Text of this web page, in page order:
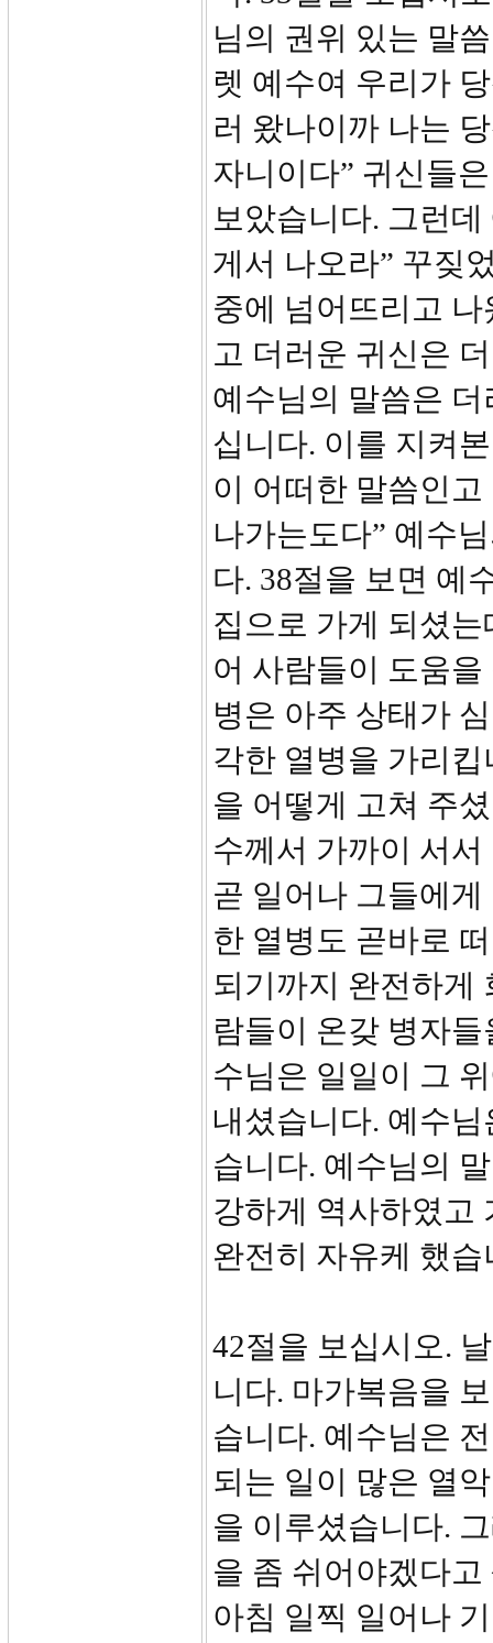
님의 권위 있는 말
렛 예수여 우리가
러 왔나이까 나는
자니이다” 귀신들
보았습니다. 그런
게서 나오라” 꾸짖
중에 넘어뜨리고
고 더러운 귀신은
예수님의 말씀은
십니다. 이를 지켜
이 어떠한 말씀인
나가는도다” 예수
다. 38절을 보면 예
집으로 가게 되셨
어 사람들이 도움
병은 아주 상태가
각한 열병을 가리
을 어떻게 고쳐 주
수께서 가까이 서
곧 일어나 그들에
한 열병도 곧바로
되기까지 완전하게
람들이 온갖 병자
수님은 일일이 그
내셨습니다. 예수
습니다. 예수님의
강하게 역사하였고
완전히 자유케 했습
42절을 보십시오.
니다. 마가복음을
습니다. 예수님은
되는 일이 많은 열
을 이루셨습니다.
을 좀 쉬어야겠다
아침 일찍 일어나